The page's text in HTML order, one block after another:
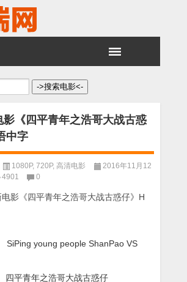
影《四平青年之浩哥大战古惑
中字
1080P, 720P, 高清电影
2016年11月12
4901 0
young people ShanPao VS
青年之浩哥大战古惑仔